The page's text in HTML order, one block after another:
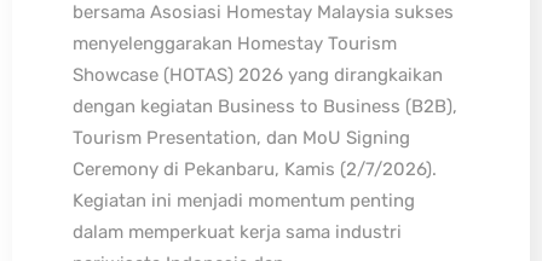
bersama Asosiasi Homestay Malaysia sukses
menyelenggarakan Homestay Tourism
Showcase (HOTAS) 2026 yang dirangkaikan
dengan kegiatan Business to Business (B2B),
Tourism Presentation, dan MoU Signing
Ceremony di Pekanbaru, Kamis (2/7/2026).
Kegiatan ini menjadi momentum penting
dalam memperkuat kerja sama industri